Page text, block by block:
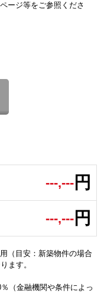
ージ等をご参照くださ
---,---円
---,---円
（目安：新築物件の場合
ます。
（金融機関や条件によっ